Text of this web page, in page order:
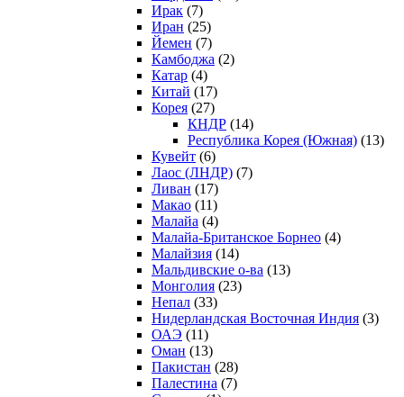
Ирак (7)
Иран (25)
Йемен (7)
Камбоджа (2)
Катар (4)
Китай (17)
Корея (27)
КНДР (14)
Республика Корея (Южная) (13)
Кувейт (6)
Лаос (ЛНДР) (7)
Ливан (17)
Макао (11)
Малайа (4)
Малайа-Британское Борнео (4)
Малайзия (14)
Мальдивские о-ва (13)
Монголия (23)
Непал (33)
Нидерландская Восточная Индия (3)
ОАЭ (11)
Оман (13)
Пакистан (28)
Палестина (7)